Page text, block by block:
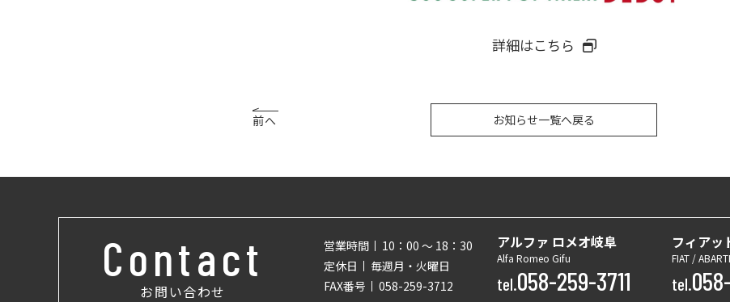
詳細はこちら
前へ お知らせ一覧へ戻る
Contact
お問い合わせ
営業時間
10：00 〜 18：30
定休日
毎週月・火曜日
FAX番号
058-259-3712
アルファ ロメオ岐阜
Alfa Romeo Gifu
tel.058-259-3711
フィアッ
FIAT /
tel.